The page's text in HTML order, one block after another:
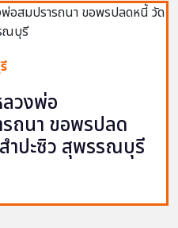
วงพ่อ
ถนา ขอพรปลด
ำปะซิว สุพรรณบุรี